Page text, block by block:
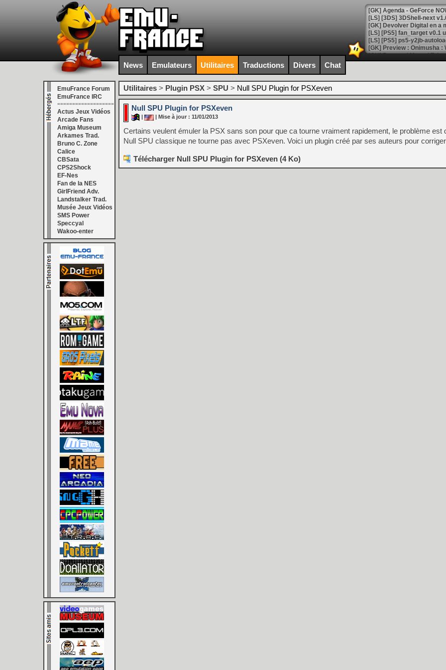
[GK] Agenda - GeForce
[GK] Devolver Digital en a
[LS] [PS5] ps5-y2jb-
[GK] Pourquoi Marvel
[GK] Test : Restory : Chill
[GK] GTA 6 : Rockstar
[GK] Hot Wheels Infinite
[GK] Mémoire cash -
[GK] Résultats Nintendo :
[GK] Déjà des
[Mo5] Brickboy cherche à
[GK] Minecraft et ses «
[GK] Beast of
[GK] Ubisoft : fin de partie
[GK] Mémoire cash -
[GK] Dan Houser (GTA)
[GK] Comment EA Sports
[GK] Crimson Moon : un
[GK] Isle of Reveries : le
[GK] Moonlighter 2 : The
[GK] Capcom relance
[Mo5] Deux inédits du
[GK] Le beat'em up The
[GK] Endless Legend 2 :
[LS] [PS5] Le WebKit
[GK] Oubliez Crazy Taxi,
[LS] [Switch] NSZ 5.0.0
[GK] No More Room in
[GK] Un chatbot Atelier
News Emulateurs Utilitaires Traductions Divers Chat
EmuFrance Forum
EmuFrance IRC
===================
Actus Jeux Vidéos
Arcade Fans
Amiga Museum
Arkames Trad.
Bruno C. Zone
Calice
CBSata
CPS2Shock
EF-Nes
Fan de la NES
GirlFriend Adv.
Landstalker Trad.
Musée Jeux Vidéos
SMS Power
Speccyal
Wakoo-enter
Utilitaires > Plugin PSX > SPU > Null SPU Plugin for PSXeven
Null SPU Plugin for PSXeven
| Mise à jour : 11/01/2013
Certains veulent émuler la PSX sans son pour que ca tourne vraiment rapidement, le problème est
Null SPU classique ne tourne pas avec PSXeven. Voici un plugin créé par ses auteurs pour
Télécharger Null SPU Plugin for PSXeven (4 Ko)